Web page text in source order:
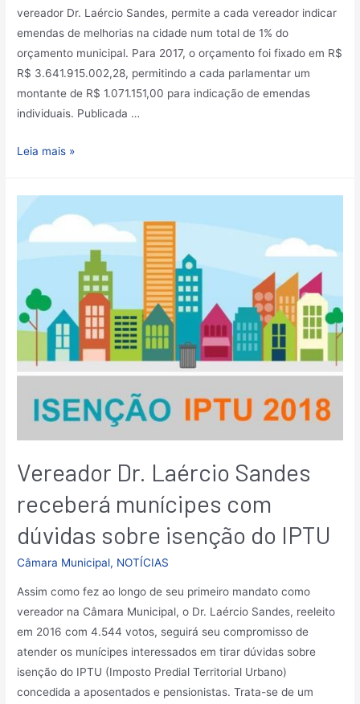
vereador Dr. Laércio Sandes, permite a cada vereador indicar
emendas de melhorias na cidade num total de 1% do
orçamento municipal. Para 2017, o orçamento foi fixado em R$
R$ 3.641.915.002,28, permitindo a cada parlamentar um
montante de R$ 1.071.151,00 para indicação de emendas
individuais. Publicada …
Leia mais »
Vereador Dr. Laércio Sandes
receberá munícipes com
dúvidas sobre isenção do IPTU
Câmara Municipal, NOTÍCIAS
Assim como fez ao longo de seu primeiro mandato como
vereador na Câmara Municipal, o Dr. Laércio Sandes, reeleito
em 2016 com 4.544 votos, seguirá seu compromisso de
atender os munícipes interessados em tirar dúvidas sobre
isenção do IPTU (Imposto Predial Territorial Urbano)
concedida a aposentados e pensionistas. Trata-se de um